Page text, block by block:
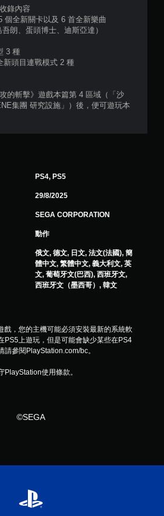
錄內容
個全新關卡以及 6 首全新樂曲
朗、蛋頭博士、迪斯亞達）
3 種
新頭目連戰模式 2 種
的斬擊》遊戲本篇第 4 區域（「沙
集團 研究設施」）後，便可遊玩本
PS4, PS5
29/8/2025
SEGA CORPORATION
動作
俄文, 德文, 日文, 法文(法國), 簡
體中文, 繁體中文, 義大利文, 英
文, 葡萄牙文(巴西), 西班牙文,
西班牙文（墨西哥）, 韓文
戲，您的主機可能必須安裝最新的系統軟
PS5上遊玩，但是可能會缺少某些在PS4
請參閱PlayStation.com/bc。
PlayStation使用條款。
©SEGA